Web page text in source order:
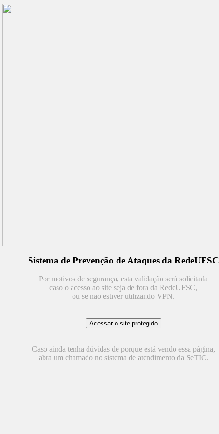
Sistema de Prevenção de Ataques da RedeUFSC
Por motivos de segurança, esta validação será solicitada
caso o acesso ao site seja de fora da RedeUFSC,
ou se não estiver utilizando VPN.
Caso ainda tenha dúvidas de porque está vendo essa página,
abra um chamado no sistema de atendimento da SeTIC.